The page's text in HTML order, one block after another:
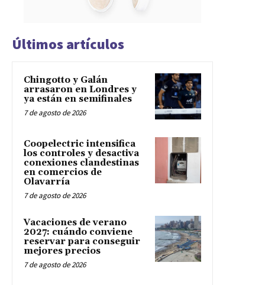
Últimos artículos
Chingotto y Galán
arrasaron en Londres y
ya están en semifinales
7 de agosto de 2026
Coopelectric intensifica
los controles y desactiva
conexiones clandestinas
en comercios de
Olavarría
7 de agosto de 2026
Vacaciones de verano
2027: cuándo conviene
reservar para conseguir
mejores precios
7 de agosto de 2026